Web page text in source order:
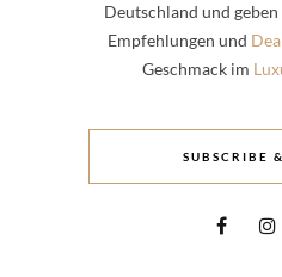
Deutschland und
Empfehlungen und
Geschmack im
SUBSCRIBE